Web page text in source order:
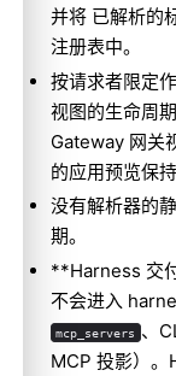
并将 已解析的
注册表中。
按请求者限定
视图的生命周
Gateway 网关
的应用预览保
没有解析器的
期。
**Harness 交
不会进入
mcp_servers 、
MCP 投影）